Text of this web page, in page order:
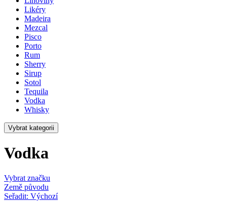
Likéry
Madeira
Mezcal
Pisco
Porto
Rum
Sherry
Sirup
Sotol
Tequila
Vodka
Whisky
Vybrat kategorii
Vodka
Vybrat značku
Země původu
Seřadit: Výchozí